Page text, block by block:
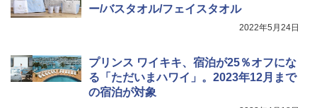
Coleman(コールマン) ツーリングドーム/LD
収納 コンパクト 簡単設営 カンガルーテント
ソロキャンプ ソロテント
￥20,718
ポインターライト 強力 小型 緑色/赤色/青紫色
可能 安全ロック付き 高安全性 金属製耐久 コ
ンパクト多機能設計 持ち運び便利 アウトド
ア/オフィス/教育現場/展示会用 緑
ー/バスタオル/フェイスタオル
2022年5月24日
プリンス ワイキキ、宿泊が25％オフにな
る「ただいまハワイ」。2023年12月まで
の宿泊が対象